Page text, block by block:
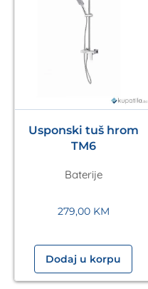
Usponski tuš hrom
TM6
Baterije
279,00 KM
Dodaj u korpu